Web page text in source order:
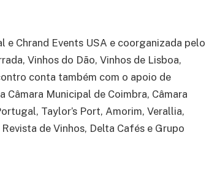
Chrand Events USA e coorganizada pelo
Vinhos do Dão, Vinhos de Lisboa,
conta também com o apoio de
Municipal de Coimbra, Câmara
Taylor’s Port, Amorim, Verallia,
de Vinhos, Delta Cafés e Grupo